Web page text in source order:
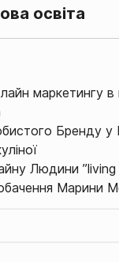
освіта
маркетингу
Бренду у
Людини ”living
Марини